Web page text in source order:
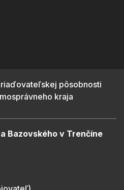
pôsobnosti
kraja
Bazovského v Trenčíne